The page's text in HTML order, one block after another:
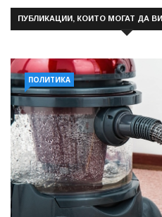
ПУБЛИКАЦИИ, КОИТО МОГАТ ДА
ПОЛИТИКА